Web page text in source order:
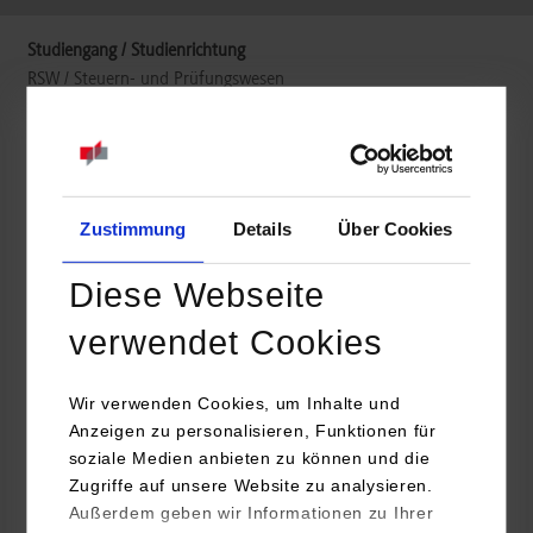
Zustimmung Details Über Cookies
Diese Webseite
verwendet Cookies
Wir verwenden Cookies, um Inhalte und
Anzeigen zu personalisieren, Funktionen für
soziale Medien anbieten zu können und die
Zugriffe auf unsere Website zu analysieren.
Außerdem geben wir Informationen zu Ihrer
RSW / Steuern- und Prüfungswesen
EY GmbH & Co. KG Wirtschaftsprüfungsgesellschaft
www.ey.com
Vivien Thiele
+49 (6196) 996 10005